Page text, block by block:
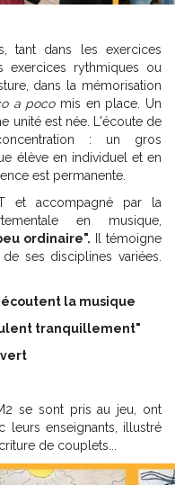
tant dans les exercices
exercices rythmiques ou
dans la mémorisation
a pocomis en place. Un
unité est née. L'écoute de
: un gros
élève en individuel et en
est permanente.
et accompagné par la
en musique,
ordinaire". Il témoigne
ses disciplines variées.
la musique
tranquillement"
se sont pris au jeu, ont
leurs enseignants, illustré
de couplets...